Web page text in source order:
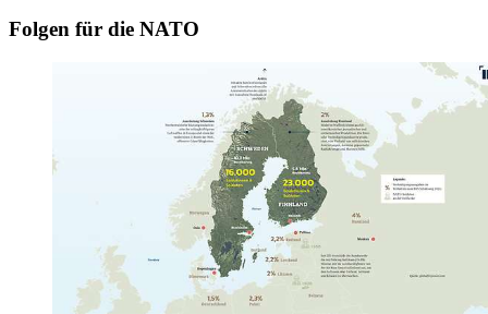
Folgen für die NATO